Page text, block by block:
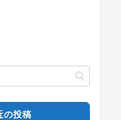
の投稿